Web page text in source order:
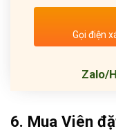
Gọi điện
Zalo/
6. Mua Viên